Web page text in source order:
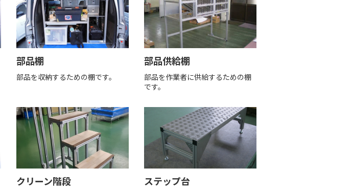
部品棚
部品を収納するための棚です。
部品供給棚
部品を作業者に供給するための棚
です。
クリーン階段 ステップ台